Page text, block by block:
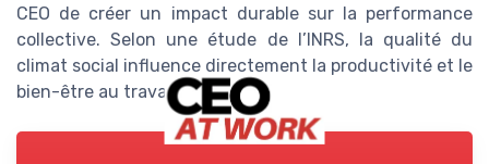
CEO de créer un impact durable sur la performance
collective. Selon une étude de l’INRS, la qualité du
climat social influence directement la productivité et le
bien-être au travail (source : inrs.fr).